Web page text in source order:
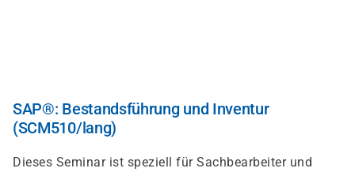
SAP®: Bestandsführung und Inventur
(SCM510/lang)
Dieses Seminar ist speziell für Sachbearbeiter und